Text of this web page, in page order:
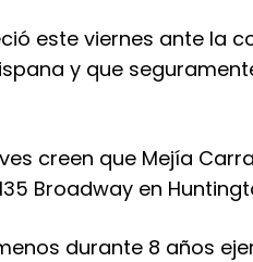
este viernes ante la
y que
creen que Mejía
Broadway en
durante 8 años